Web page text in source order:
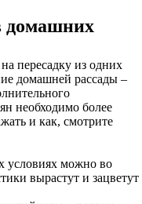
домашних
пересадку из одних
домашней рассады –
необходимо более
и как, смотрите
условиях можно во
вырастут и зацветут